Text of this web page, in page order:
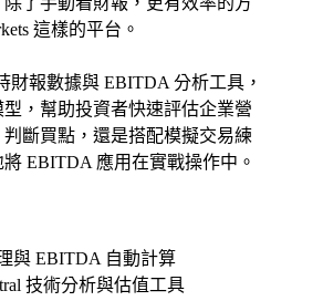
這樣的平台。
財報數據與 EBITDA 分析工具，
，幫助投資者快速評估企業營
斷買點，還是搭配模擬交易練
EBITDA 應用在實戰操作中。
與 EBITDA 自動計算
技術分析與估值工具